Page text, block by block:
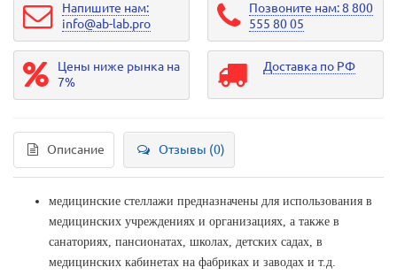
Напишите нам:
info@ab-lab.pro
Позвоните нам: 8 800
555 80 05
Цены ниже рынка на
7%
Доставка по РФ
Описание Отзывы (0)
медицинские стеллажи предназначены для использования в
медицинских учреждениях и организациях, а также в
санаториях, пансионатах, школах, детских садах, в
медицинских кабинетах на фабриках и заводах и т.д.